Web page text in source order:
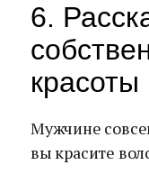
6.
красоты
Мужчине
вы красите